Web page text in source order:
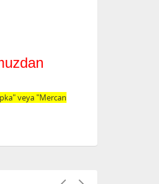
veya "Mercan